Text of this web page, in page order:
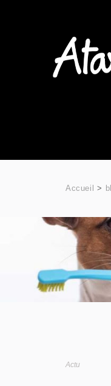
Accueil
Actu